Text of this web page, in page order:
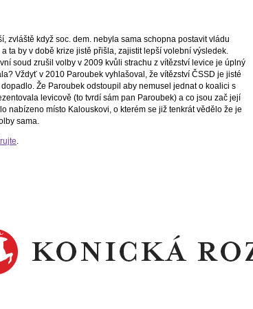
zvláště když soc. dem. nebyla sama schopna postavit vládu
ta by v době krize jistě přišla, zajistit lepší volební výsledek.
soud zrušil volby v 2009 kvůli strachu z vítězství levice je úplný
Vždyť v 2010 Paroubek vyhlašoval, že vítězství ČSSD je jisté
Že Paroubek odstoupil aby nemusel jednat o koalici s
levicově (to tvrdí sám pan Paroubek) a co jsou zač její
nabízeno místo Kalouskovi, o kterém se již tenkrát vědělo že je
sama.
.